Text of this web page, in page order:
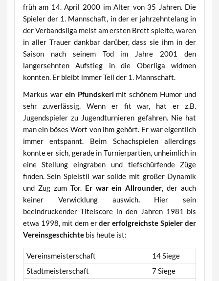
früh am 14. April 2000 im Alter von 35 Jahren. Die
Spieler der 1. Mannschaft, in der er jahrzehntelang in
der Verbandsliga meist am ersten Brett spielte, waren
in aller Trauer dankbar darüber, dass sie ihm in der
Saison nach seinem Tod im Jahre 2001 den
langersehnten Aufstieg in die Oberliga widmen
konnten. Er bleibt immer Teil der 1. Mannschaft.
Markus war ein Pfundskerl mit schönem Humor und
sehr zuverlässig. Wenn er fit war, hat er z.B.
Jugendspieler zu Jugendturnieren gefahren. Nie hat
man ein böses Wort von ihm gehört. Er war eigentlich
immer entspannt. Beim Schachspielen allerdings
konnte er sich, gerade in Turnierpartien, unheimlich in
eine Stellung eingraben und tiefschürfende Züge
finden. Sein Spielstil war solide mit großer Dynamik
und Zug zum Tor.Er war ein Allrounder, der auch
keiner Verwicklung auswich.Hier sein
beeindruckender Titelscore in den Jahren 1981 bis
etwa 1998, mit dem erder erfolgreichste Spieler der
Vereinsgeschichtebis heute ist:
Vereinsmeisterschaft
14 Siege
Stadtmeisterschaft
7 Siege